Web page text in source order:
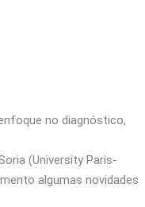
no diagnóstico,
(University Paris-
algumas novidades